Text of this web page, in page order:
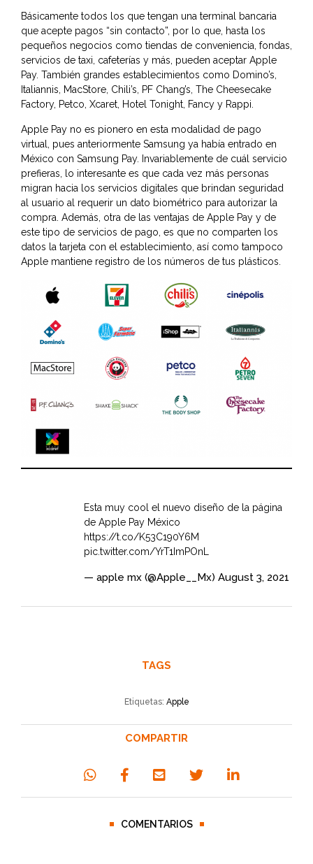
Básicamente todos los que tengan una terminal bancaria
que acepte pagos “sin contacto”, por lo que, hasta los
pequeños negocios como tiendas de conveniencia, fondas,
servicios de taxi, cafeterías y más, pueden aceptar Apple
Pay. También grandes establecimientos como Domino’s,
Italiannis, MacStore, Chili’s, PF Chang’s, The Cheesecake
Factory, Petco, Xcaret, Hotel Tonight, Fancy y Rappi.
Apple Pay no es pionero en esta modalidad de pago
virtual, pues anteriormente Samsung ya había entrado en
México con Samsung Pay. Invariablemente de cuál servicio
prefieras, lo interesante es que cada vez más personas
migran hacia los servicios digitales que brindan seguridad
al usuario al requerir un dato biométrico para autorizar la
compra. Además, otra de las ventajas de Apple Pay y de
este tipo de servicios de pago, es que no comparten los
datos la tarjeta con el establecimiento, así como tampoco
Apple mantiene registro de los números de tus plásticos.
Esta muy cool el nuevo diseño de la página
de Apple Pay México
https://t.co/K53C190Y6M
pic.twitter.com/YrT1ImPOnL
— apple mx (@Apple__Mx) August 3, 2021
TAGS
Etiquetas: Apple
COMPARTIR
COMENTARIOS